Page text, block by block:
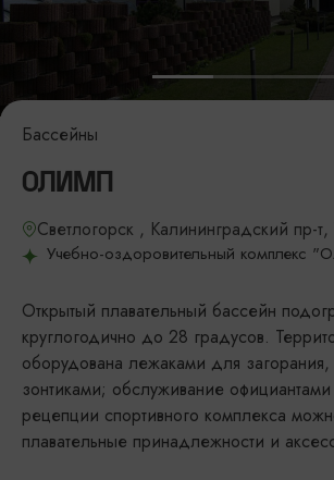
Бассейны
ОЛИМП
Светлогорск , Калининградский пр-
Учебно-оздоровительный комплекс
Открытый плавательный бассейн
круглогодично до 28 градусов.
оборудована лежаками для
зонтиками; обслуживание
рецепции спортивного комплекса
плавательные принадлежности и